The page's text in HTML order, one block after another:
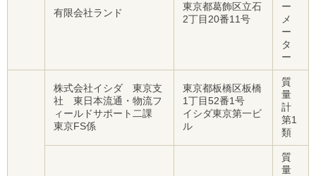
有限会社ランド
東京都葛飾区立石
2丁目20番11号
ー
メ
ー
タ
ー
株式会社イシダ 東京支
社 東日本流通・物流フ
ィールドサポート二課
東京FS係
東京都板橋区板橋
1丁目52番1号
イシダ東京第一ビ
ル
質
量
計
第1
類
質
量